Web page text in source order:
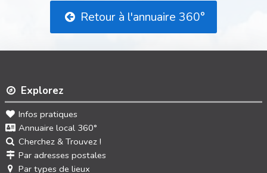
Retour à l'annuaire 360°
Explorez
Infos pratiques
Annuaire local 360°
Cherchez & Trouvez !
Par adresses postales
Par types de lieux